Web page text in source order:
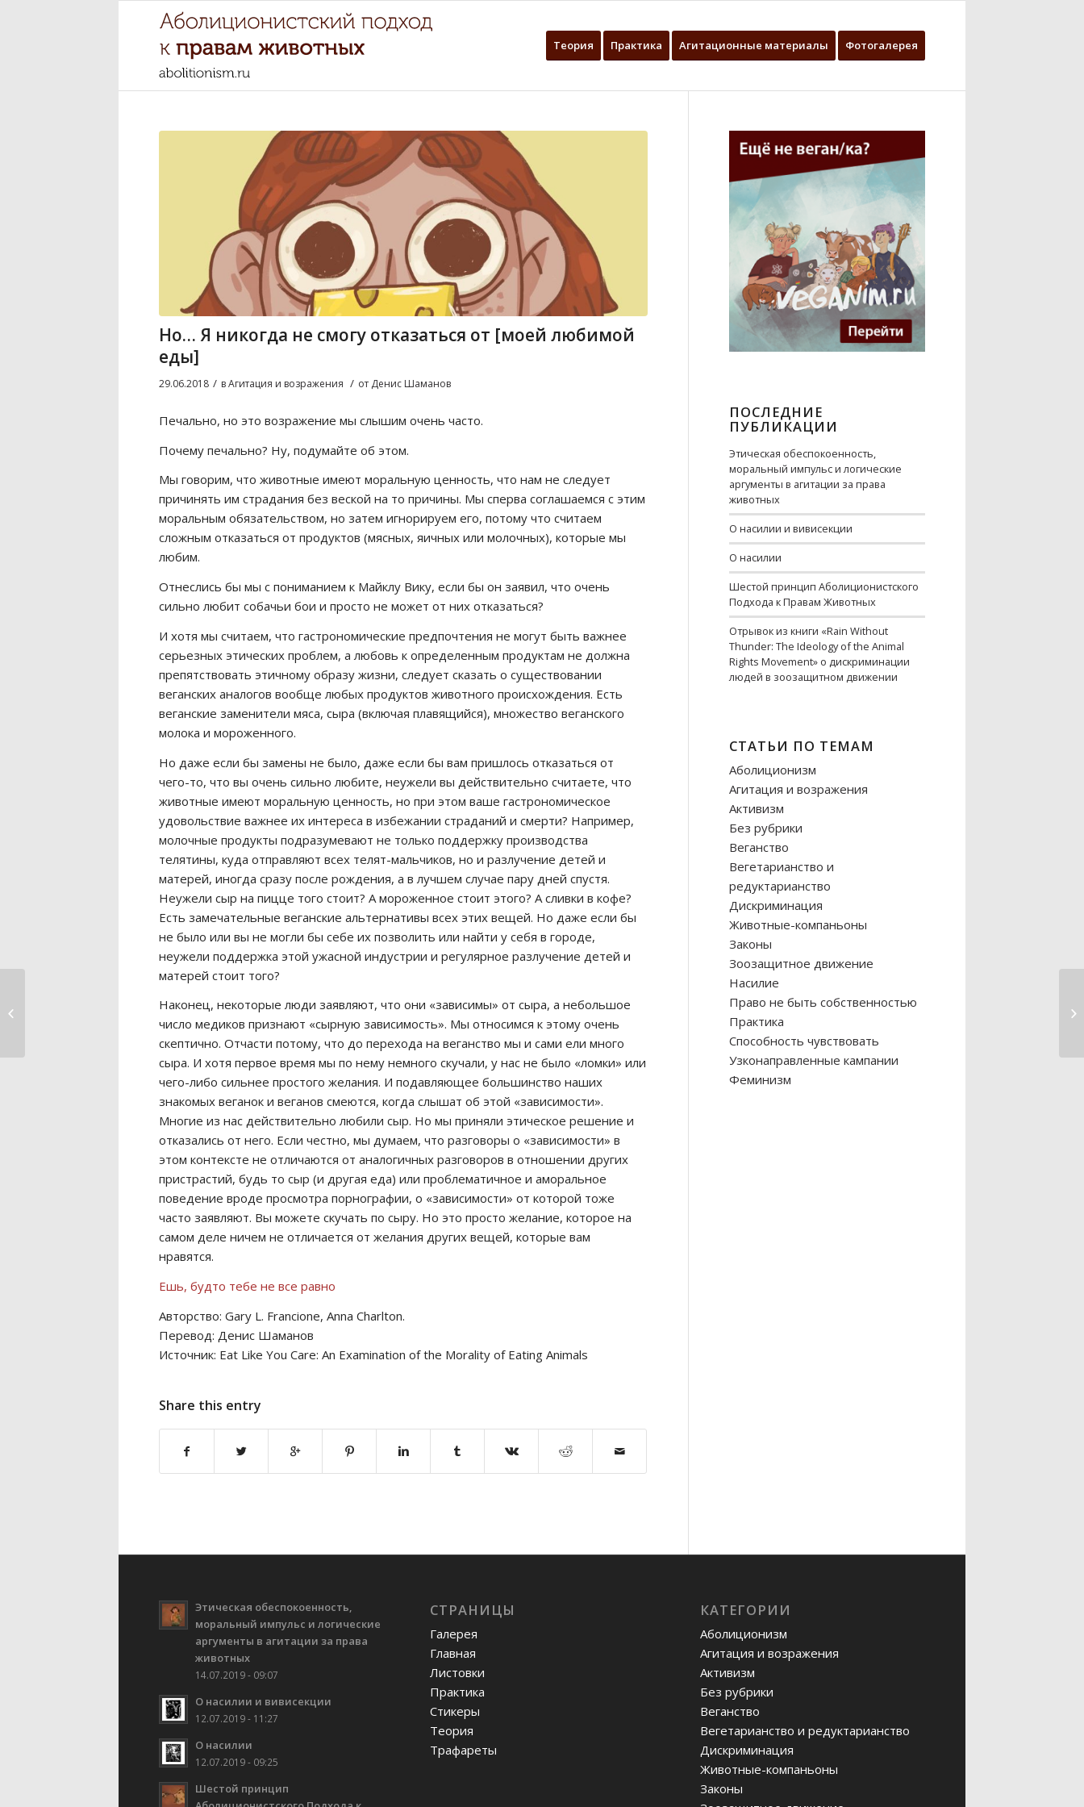
Теория Практика Агитационные материалы Фотогалерея
Но… Я никогда не смогу отказаться от [моей любимой
еды]
29.06.2018 / вАгитация и возражения / от Денис Шаманов
Печально, но это возражение мы слышим очень часто.
Почему печально? Ну, подумайте об этом.
Мы говорим, что животные имеют моральную ценность, что нам не следует
причинять им страдания без веской на то причины. Мы сперва соглашаемся с этим
моральным обязательством, но затем игнорируем его, потому что считаем
сложным отказаться от продуктов (мясных, яичных или молочных), которые мы
любим.
Отнеслись бы мы с пониманием к Майклу Вику, если бы он заявил, что очень
сильно любит собачьи бои и просто не может от них отказаться?
И хотя мы считаем, что гастрономические предпочтения не могут быть важнее
серьезных этических проблем, а любовь к определенным продуктам не должна
препятствовать этичному образу жизни, следует сказать о существовании
веганских аналогов вообще любых продуктов животного происхождения. Есть
веганские заменители мяса, сыра (включая плавящийся), множество веганского
молока и мороженного.
Но даже если бы замены не было, даже если бы вам пришлось отказаться от
чего-то, что вы очень сильно любите, неужели вы действительно считаете, что
животные имеют моральную ценность, но при этом ваше гастрономическое
удовольствие важнее их интереса в избежании страданий и смерти? Например,
молочные продукты подразумевают не только поддержку производства
телятины, куда отправляют всех телят-мальчиков, но и разлучение детей и
матерей, иногда сразу после рождения, а в лучшем случае пару дней спустя.
Неужели сыр на пицце того стоит? А мороженное стоит этого? А сливки в кофе?
Есть замечательные веганские альтернативы всех этих вещей. Но даже если бы
не было или вы не могли бы себе их позволить или найти у себя в городе,
неужели поддержка этой ужасной индустрии и регулярное разлучение детей и
матерей стоит того?
Наконец, некоторые люди заявляют, что они «зависимы» от сыра, а небольшое
число медиков признают «сырную зависимость». Мы относимся к этому очень
скептично. Отчасти потому, что до перехода на веганство мы и сами ели много
сыра. И хотя первое время мы по нему немного скучали, у нас не было «ломки» или
чего-либо сильнее простого желания. И подавляющее большинство наших
знакомых веганок и веганов смеются, когда слышат об этой «зависимости».
Многие из нас действительно любили сыр. Но мы приняли этическое решение и
отказались от него. Если честно, мы думаем, что разговоры о «зависимости» в
этом контексте не отличаются от аналогичных разговоров в отношении других
пристрастий, будь то сыр (и другая еда) или проблематичное и аморальное
поведение вроде просмотра порнографии, о «зависимости» от которой тоже
часто заявляют. Вы можете скучать по сыру. Но это просто желание, которое на
самом деле ничем не отличается от желания других вещей, которые вам
нравятся.
Ешь, будто тебе не все равно
Авторство: Gary L. Francione, Anna Charlton.
Перевод: Денис Шаманов
Источник: Eat Like You Care: An Examination of the Morality of Eating Animals
Share this entry
ПОСЛЕДНИЕ
ПУБЛИКАЦИИ
Этическая обеспокоенность,
моральный импульс и логические
аргументы в агитации за права
животных
О насилии и вивисекции
О насилии
Шестой принцип Аболиционистского
Подхода к Правам Животных
Отрывок из книги «Rain Without
Thunder: The Ideology of the Animal
Rights Movement» о дискриминации
людей в зоозащитном движении
СТАТЬИ ПО ТЕМАМ
Аболиционизм
Агитация и возражения
Активизм
Без рубрики
Веганство
Вегетарианство и
редуктарианство
Дискриминация
Животные-компаньоны
Законы
Зоозащитное движение
Насилие
Право не быть собственностью
Практика
Способность чувствовать
Узконаправленные кампании
Феминизм
Этическая обеспокоенность,
моральный импульс и логические
аргументы в агитации за права
животных
14.07.2019 - 09:07
О насилии и вивисекции
12.07.2019 - 11:27
О насилии
12.07.2019 - 09:25
Шестой принцип
СТРАНИЦЫ
Галерея
Главная
Листовки
Практика
Стикеры
Теория
Трафареты
КАТЕГОРИИ
Аболиционизм
Агитация и возражения
Активизм
Без рубрики
Веганство
Вегетарианство и редуктарианство
Дискриминация
Животные-компаньоны
Законы